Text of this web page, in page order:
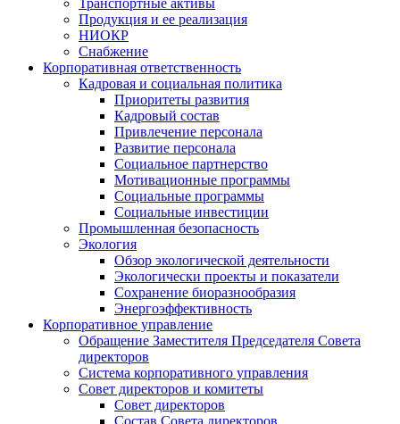
Транспортные активы
Продукция и ее реализация
НИОКР
Снабжение
Корпоративная ответственность
Кадровая и социальная политика
Приоритеты развития
Кадровый состав
Привлечение персонала
Развитие персонала
Социальное партнерство
Мотивационные программы
Социальные программы
Социальные инвестиции
Промышленная безопасность
Экология
Обзор экологической деятельности
Экологически проекты и показатели
Сохранение биоразнообразия
Энергоэффективность
Корпоративное управление
Обращение Заместителя Председателя Совета
директоров
Система корпоративного управления
Совет директоров и комитеты
Совет директоров
Состав Совета директоров